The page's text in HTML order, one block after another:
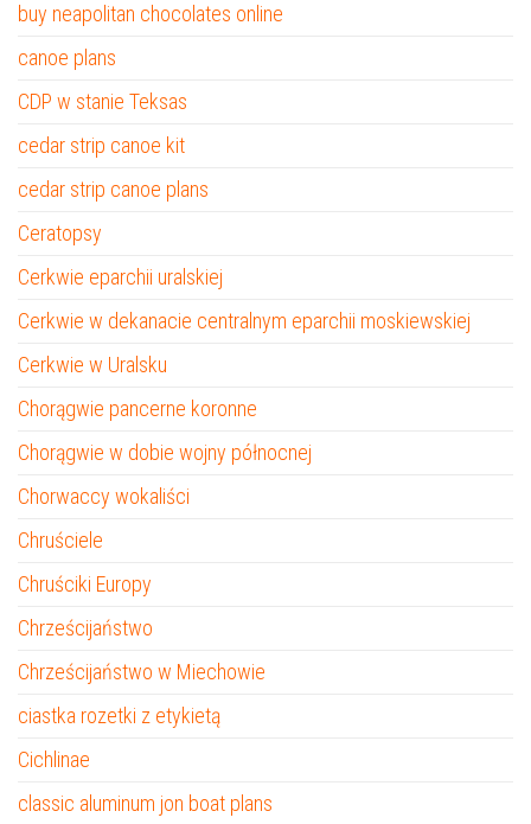
buy neapolitan chocolates online
canoe plans
CDP w stanie Teksas
cedar strip canoe kit
cedar strip canoe plans
Ceratopsy
Cerkwie eparchii uralskiej
Cerkwie w dekanacie centralnym eparchii moskiewskiej
Cerkwie w Uralsku
Chorągwie pancerne koronne
Chorągwie w dobie wojny północnej
Chorwaccy wokaliści
Chruściele
Chruściki Europy
Chrześcijaństwo
Chrześcijaństwo w Miechowie
ciastka rozetki z etykietą
Cichlinae
classic aluminum jon boat plans